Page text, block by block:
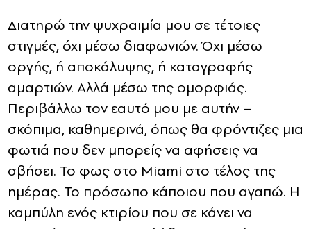
Διατηρώ την ψυχραιμία μου σε τέτοιες
στιγμές, όχι μέσω διαφωνιών. Όχι μέσω
οργής, ή αποκάλυψης, ή καταγραφής
αμαρτιών. Αλλά μέσω της ομορφιάς.
Περιβάλλω τον εαυτό μου με αυτήν –
σκόπιμα, καθημερινά, όπως θα φρόντιζες μια
φωτιά που δεν μπορείς να αφήσεις να
σβήσει. Το φως στο Miami στο τέλος της
ημέρας. Το πρόσωπο κάποιου που αγαπώ. Η
καμπύλη ενός κτιρίου που σε κάνει να